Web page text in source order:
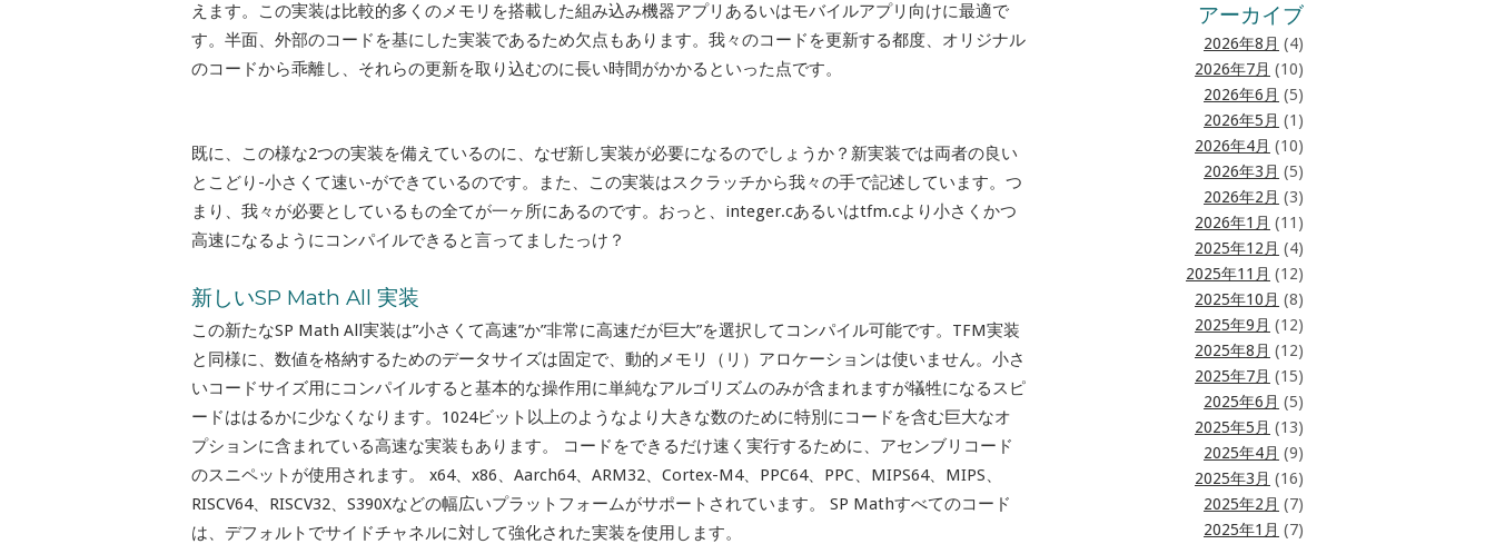
えます。この実装は比較的多くのメモリを搭載した組み込み機器アプリあるいはモバイルアプリ向けに最適で
す。半面、外部のコードを基にした実装であるため欠点もあります。我々のコードを更新する都度、オリジナル
のコードから乖離し、それらの更新を取り込むのに長い時間がかかるといった点です。
既に、この様な2つの実装を備えているのに、なぜ新し実装が必要になるのでしょうか？新実装では両者の良い
とこどり-小さくて速い-ができているのです。また、この実装はスクラッチから我々の手で記述しています。つ
まり、我々が必要としているもの全てが一ヶ所にあるのです。おっと、integer.cあるいはtfm.cより小さくかつ
高速になるようにコンパイルできると言ってましたっけ？
新しいSP Math All 実装
この新たなSP Math All実装は”小さくて高速”か”非常に高速だが巨大”を選択してコンパイル可能です。TFM実装
と同様に、数値を格納するためのデータサイズは固定で、動的メモリ（リ）アロケーションは使いません。小さ
いコードサイズ用にコンパイルすると基本的な操作用に単純なアルゴリズムのみが含まれますが犠牲になるスピ
ードははるかに少なくなります。 1024ビット以上のようなより大きな数のために特別にコードを含む巨大なオ
プションに含まれている高速な実装もあります。
コードをできるだけ速く実行するために、アセンブリコード
のスニペットが使用されます。
x64、x86、Aarch64、ARM32、Cortex-M4、PPC64、PPC、MIPS64、MIPS、
RISCV64、RISCV32、S390Xなどの幅広いプラットフォームがサポートされています。
SP Mathすべてのコード
は、デフォルトでサイドチャネルに対して強化された実装を使用します。
アーカイブ
2026年8月 (4)
2026年7月 (10)
2026年6月 (5)
2026年5月 (1)
2026年4月 (10)
2026年3月 (5)
2026年2月 (3)
2026年1月 (11)
2025年12月 (4)
2025年11月 (12)
2025年10月 (8)
2025年9月 (12)
2025年8月 (12)
2025年7月 (15)
2025年6月 (5)
2025年5月 (13)
2025年4月 (9)
2025年3月 (16)
2025年2月 (7)
2025年1月 (7)